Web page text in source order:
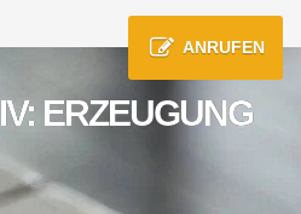
ANRUFEN
ERZEUGUNG